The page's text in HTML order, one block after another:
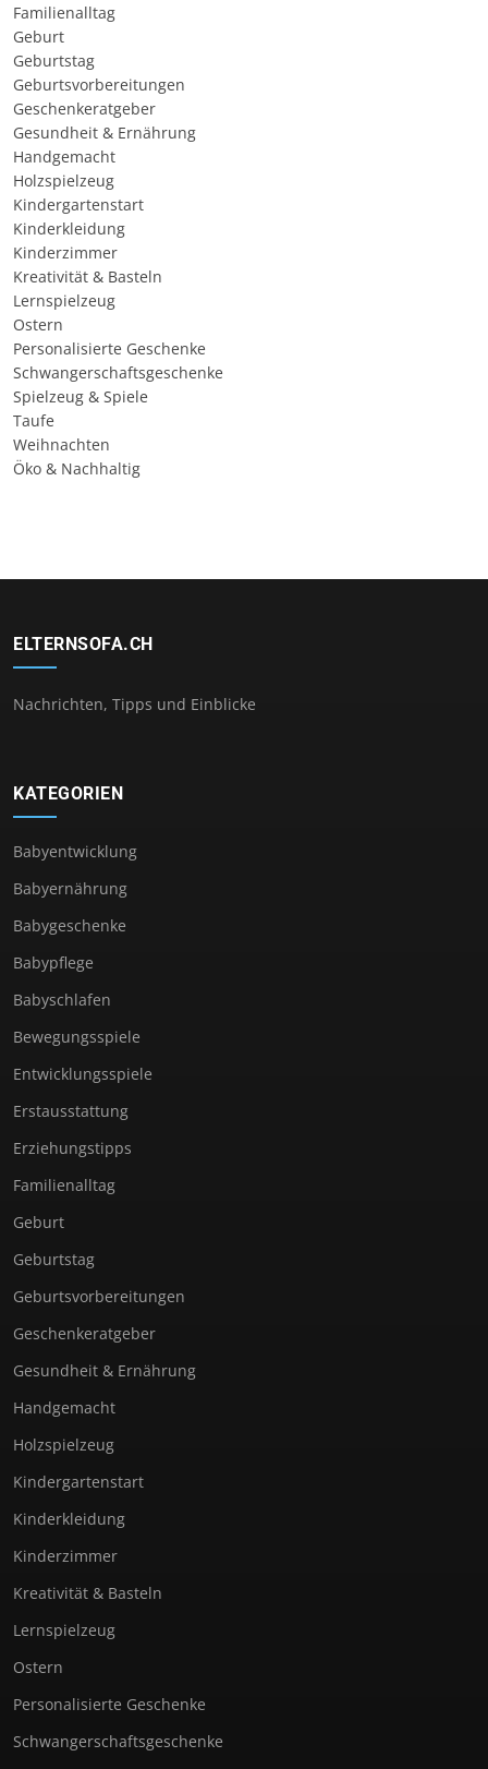
Familienalltag
Geburt
Geburtstag
Geburtsvorbereitungen
Geschenkeratgeber
Gesundheit & Ernährung
Handgemacht
Holzspielzeug
Kindergartenstart
Kinderkleidung
Kinderzimmer
Kreativität & Basteln
Lernspielzeug
Ostern
Personalisierte Geschenke
Schwangerschaftsgeschenke
Spielzeug & Spiele
Taufe
Weihnachten
Öko & Nachhaltig
ELTERNSOFA.CH
Nachrichten, Tipps und Einblicke
KATEGORIEN
Babyentwicklung
Babyernährung
Babygeschenke
Babypflege
Babyschlafen
Bewegungsspiele
Entwicklungsspiele
Erstausstattung
Erziehungstipps
Familienalltag
Geburt
Geburtstag
Geburtsvorbereitungen
Geschenkeratgeber
Gesundheit & Ernährung
Handgemacht
Holzspielzeug
Kindergartenstart
Kinderkleidung
Kinderzimmer
Kreativität & Basteln
Lernspielzeug
Ostern
Personalisierte Geschenke
Schwangerschaftsgeschenke